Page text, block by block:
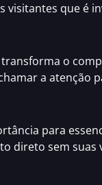
visitantes que é
transforma o
a atenção
para
direto sem suas